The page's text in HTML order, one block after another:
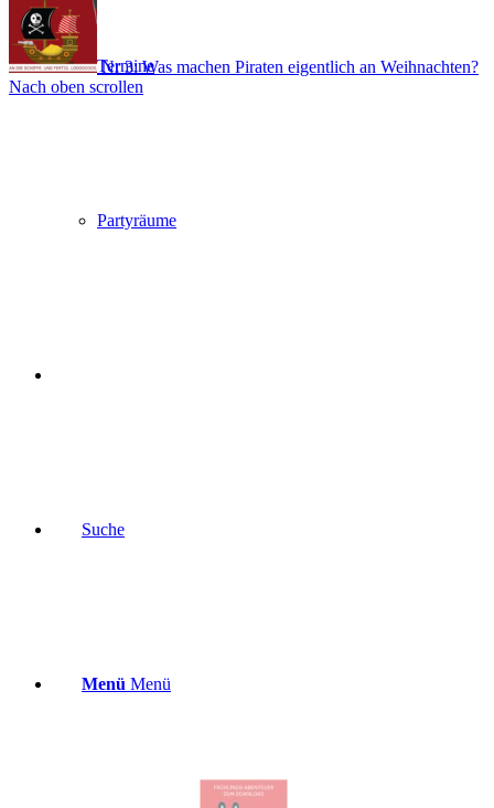
Termine
Partyräume
Suche
Menü Menü
Nr 3: Was machen Piraten eigentlich an Weihnachten?
Nach oben scrollen